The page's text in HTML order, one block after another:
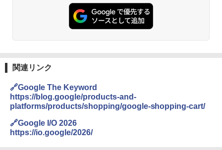
関連リンク
🔗Google The Keyword
https://blog.google/products-and-
platforms/products/shopping/google-shopping-cart/
🔗Google I/O 2026
https://io.google/2026/